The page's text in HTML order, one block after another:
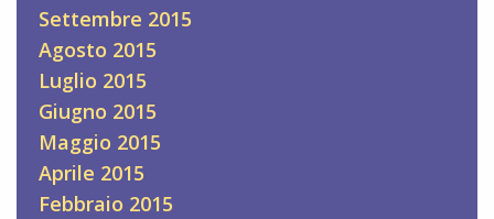
Settembre 2015
Agosto 2015
Luglio 2015
Giugno 2015
Maggio 2015
Aprile 2015
Febbraio 2015